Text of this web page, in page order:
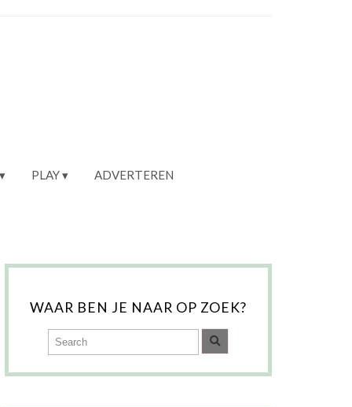
PLAY ADVERTEREN
WAAR BEN JE NAAR OP ZOEK?